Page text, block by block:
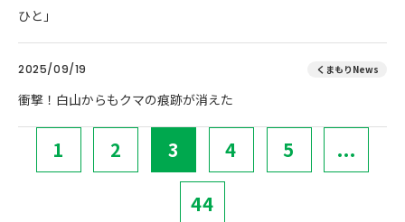
ひと」
2025/09/19 くまもりNews
衝撃！白山からもクマの痕跡が消えた
1 2 3 4 5 ...
44